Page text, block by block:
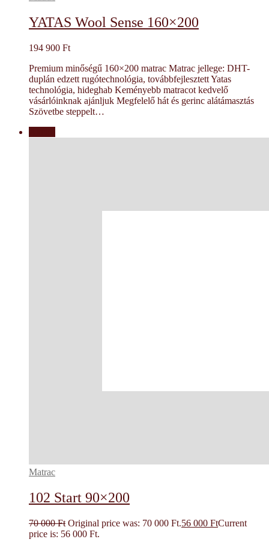
YATAS Wool Sense 160×200
194 900 Ft
Premium minőségű 160×200 matrac Matrac jellege: DHT-
duplán edzett rugótechnológia, továbbfejlesztett Yatas
technológia, hideghab Keményebb matracot kedvelő
vásárlóinknak ajánljuk Megfelelő hát és gerinc alátámasztás
Szövetbe steppelt…
Matrac
102 Start 90×200
70 000Ft Original price was: 70 000 Ft.56 000 FtCurrent
price is: 56 000 Ft.